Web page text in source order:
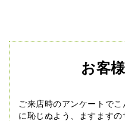
お客
ご来店時のアンケートでこ
に恥じぬよう、ますます